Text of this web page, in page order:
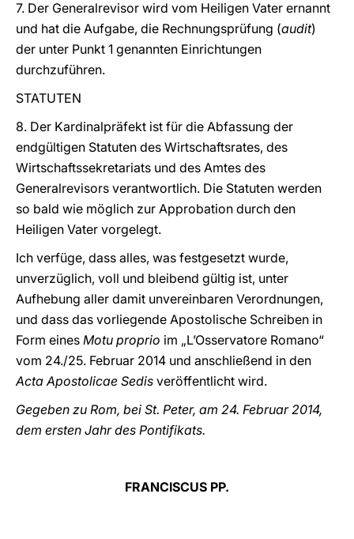
7. Der Generalrevisor wird vom Heiligen Vater ernannt
und hat die Aufgabe, die Rechnungsprüfung (audit)
der unter Punkt 1 genannten Einrichtungen
durchzuführen.
STATUTEN
8. Der Kardinalpräfekt ist für die Abfassung der
endgültigen Statuten des Wirtschaftsrates, des
Wirtschaftssekretariats und des Amtes des
Generalrevisors verantwortlich. Die Statuten werden
so bald wie möglich zur Approbation durch den
Heiligen Vater vorgelegt.
Ich verfüge, dass alles, was festgesetzt wurde,
unverzüglich, voll und bleibend gültig ist, unter
Aufhebung aller damit unvereinbaren Verordnungen,
und dass das vorliegende Apostolische Schreiben in
Form eines Motu proprio im „L’Osservatore Romano“
vom 24./25. Februar 2014 und anschließend in den
Acta Apostolicae Sedis veröffentlicht wird.
Gegeben zu Rom, bei St. Peter, am 24. Februar 2014,
dem ersten Jahr des Pontifikats.
FRANCISCUS PP.